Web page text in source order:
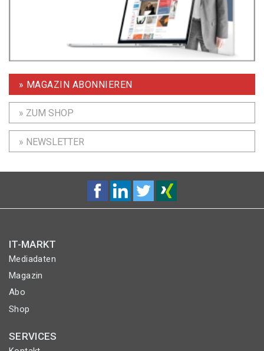
» MAGAZIN ABONNIEREN
» ZUM SHOP
» NEWSLETTER
IT-MARKT
Mediadaten
Magazin
Abo
Shop
SERVICES